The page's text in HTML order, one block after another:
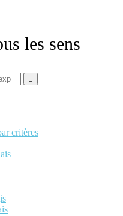
les sens
critères